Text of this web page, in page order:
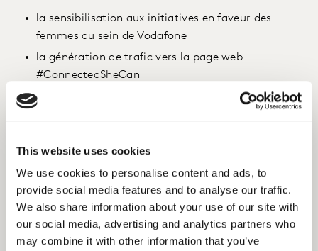
This website uses cookies
We use cookies to personalise content and ads, to
provide social media features and to analyse our traffic.
We also share information about your use of our site with
our social media, advertising and analytics partners who
may combine it with other information that you’ve
la sensibilisation aux initiatives en faveur des
femmes au sein de Vodafone
la génération de trafic vers la page web
#ConnectedSheCan
l'efficacité du partenariat avec Captain Marvel
Nous avons utilisé Context Lab au Royaume-Uni et en
Turquie pour évaluer l'impact sur la marque de leurs
vidéos postées sur Facebook et Instagram, et établir
des diagnostics créatifs pour comprendre les réactions
des consommateurs à l'égard du contenu.